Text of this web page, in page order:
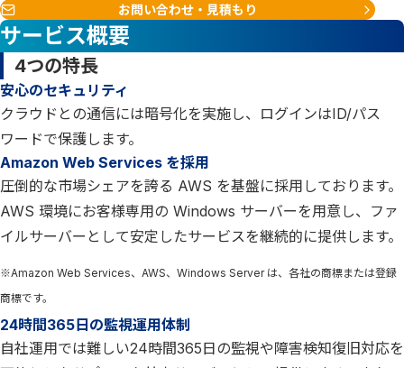
お問い合わせ・見積もり
サービス概要
4つの特長
安心のセキュリティ
クラウドとの通信には暗号化を実施し、ログインはID/パス
ワードで保護します。
Amazon Web Services を採用
圧倒的な市場シェアを誇る AWS を基盤に採用しております。
AWS 環境にお客様専用の Windows サーバーを用意し、ファ
イルサーバーとして安定したサービスを継続的に提供します。
※Amazon Web Services、AWS、Windows Server は、各社の商標または登録
商標です。
24時間365日の監視運用体制
自社運用では難しい24時間365日の監視や障害検知復旧対応を